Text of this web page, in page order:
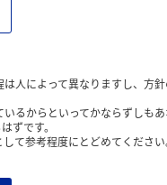
人によって異なりますし、方
るからといってかならずしも
ずです。
て参考程度にとどめてください